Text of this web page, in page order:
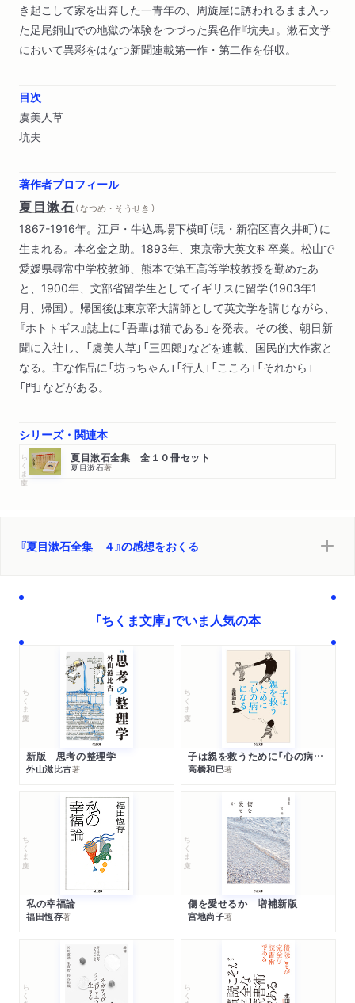
き起こして家を出奔した一青年の、周旋屋に誘われるまま入っ
た足尾銅山での地獄の体験をつづった異色作『坑夫』。漱石文学
において異彩をはなつ新聞連載第一作・第二作を併収。
目次
虞美人草
坑夫
著作者プロフィール
夏目漱石（ なつめ・そうせき ）
1867-1916年。江戸・牛込馬場下横町（現・新宿区喜久井町）に
生まれる。本名金之助。1893年、東京帝大英文科卒業。松山で
愛媛県尋常中学校教師、熊本で第五高等学校教授を勤めたあ
と、1900年、文部省留学生としてイギリスに留学（1903年1
月、帰国）。帰国後は東京帝大講師として英文学を講じながら、
『ホトトギス』誌上に「吾輩は猫である」を発表。その後、朝日新
聞に入社し、「虞美人草」「三四郎」などを連載、国民的大作家と
なる。主な作品に「坊っちゃん」「行人」「こころ」「それから」
「門」などがある。
シリーズ・関連本
ちくま文庫 夏目漱石全集 全１０冊セット
夏目漱石著
『夏目漱石全集 ４』の感想をおくる
「ちくま文庫」でいま人気の本
ちくま文庫
新版 思考の整理学
外山滋比古著
ちくま文庫
子は親を救うために「心の病」になる
高橋和巳著
ちくま文庫
私の幸福論
福田恆存著
ちくま文庫
傷を愛せるか 増補新版
宮地尚子著
ちくま文庫 ちくま文庫